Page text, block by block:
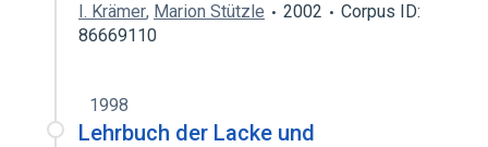
I. Krämer, Marion Stützle 2002
Corpus ID:
86669110
1998
Lehrbuch der Lacke und